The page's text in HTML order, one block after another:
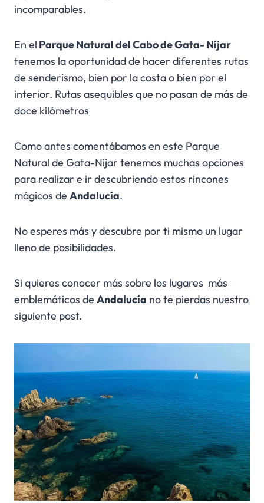
incomparables.
En el Parque Natural del Cabo de Gata- Níjar
tenemos la oportunidad de hacer diferentes rutas
de senderismo, bien por la costa o bien por el
interior. Rutas asequibles que no pasan de más de
doce kilómetros
Como antes comentábamos en este Parque
Natural de Gata-Níjar tenemos muchas opciones
para realizar e ir descubriendo estos rincones
mágicos de Andalucía.
No esperes más y descubre por ti mismo un lugar
lleno de posibilidades.
Si quieres conocer más sobre los lugares más
emblemáticos de Andalucía no te pierdas nuestro
siguiente post.